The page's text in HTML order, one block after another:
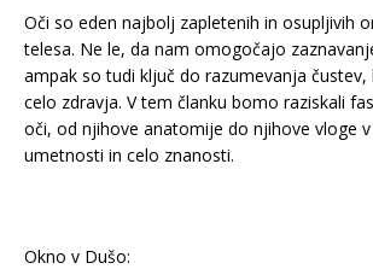
Oči so eden najbolj zapletenih in osupljivih
telesa. Ne le, da nam omogočajo
ampak so tudi ključ do razumevanja čustev,
celo zdravja. V tem članku bomo raziskali
oči, od njihove anatomije do njihove vloge
umetnosti in celo znanosti.
Okno v Dušo: